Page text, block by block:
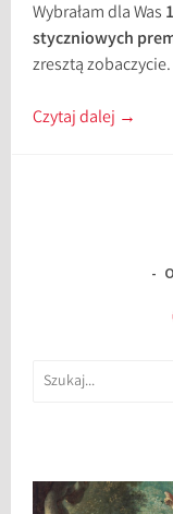
Wybrałam dla Was
styczniowych
zresztą zobaczycie.
Czytaj dalej →
Szukaj